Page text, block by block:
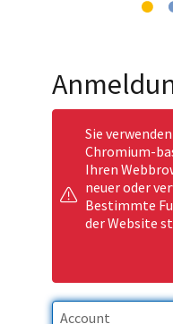
Sie
Chromium-
Ihren
neuer oder
Bestimmte
der Website